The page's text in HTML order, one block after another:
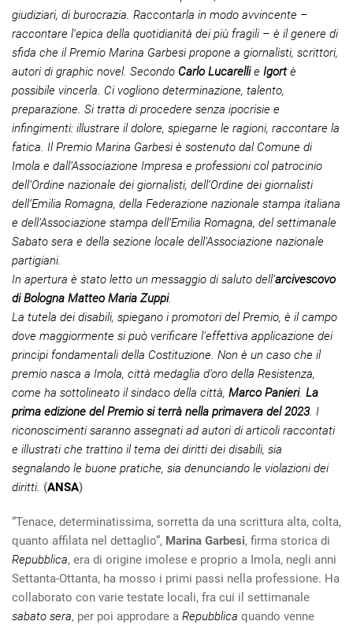
giudiziari, di burocrazia. Raccontarla in modo avvincente –
raccontare l’epica della quotidianità dei più fragili – è il genere di
sfida che il Premio Marina Garbesi propone a giornalisti, scrittori,
autori di graphic novel. Secondo Carlo Lucarellie Igortè
possibile vincerla. Ci vogliono determinazione, talento,
preparazione. Si tratta di procedere senza ipocrisie e
infingimenti: illustrare il dolore, spiegarne le ragioni, raccontare la
fatica. Il Premio Marina Garbesi è sostenuto dal Comune di
Imola e dall’Associazione Impresa e professioni col patrocinio
dell’Ordine nazionale dei giornalisti, dell’Ordine dei giornalisti
dell’Emilia Romagna, della Federazione nazionale stampa italiana
e dell’Associazione stampa dell’Emilia Romagna, del settimanale
Sabato sera e della sezione locale dell’Associazione nazionale
partigiani.
In apertura è stato letto un messaggio di saluto dell’arcivescovo
di Bologna Matteo Maria Zuppi.
La tutela dei disabili, spiegano i promotori del Premio, è il campo
dove maggiormente si può verificare l’effettiva applicazione dei
principi fondamentali della Costituzione. Non è un caso che il
premio nasca a Imola, città medaglia d’oro della Resistenza,
come ha sottolineato il sindaco della città, Marco Panieri. La
prima edizione del Premio si terrà nella primavera del 2023. I
riconoscimenti saranno assegnati ad autori di articoli raccontati
e illustrati che trattino il tema dei diritti dei disabili, sia
segnalando le buone pratiche, sia denunciando le violazioni dei
diritti. (ANSA)
“Tenace, determinatissima, sorretta da una scrittura alta, colta,
quanto affilata nel dettaglio”, Marina Garbesi, firma storica di
Repubblica, era di origine imolese e proprio a Imola, negli anni
Settanta-Ottanta, ha mosso i primi passi nella professione. Ha
collaborato con varie testate locali, fra cui il settimanale
sabato sera, per poi approdare a Repubblica quando venne